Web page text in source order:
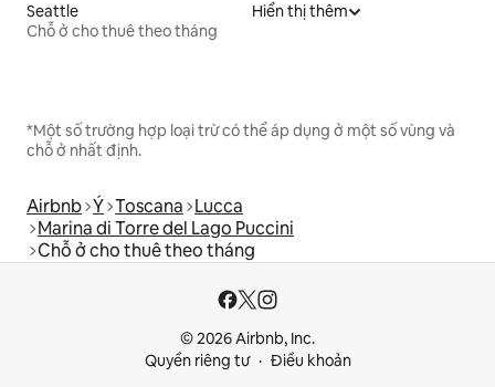
Seattle
Chỗ ở cho thuê theo tháng
Hiển thị thêm
*Một số trường hợp loại trừ có thể áp dụng ở một số vùng và
chỗ ở nhất định.
Airbnb Ý Toscana Lucca
Marina di Torre del Lago Puccini
Chỗ ở cho thuê theo tháng
© 2026 Airbnb, Inc.
Quyền riêng tư
Điều khoản